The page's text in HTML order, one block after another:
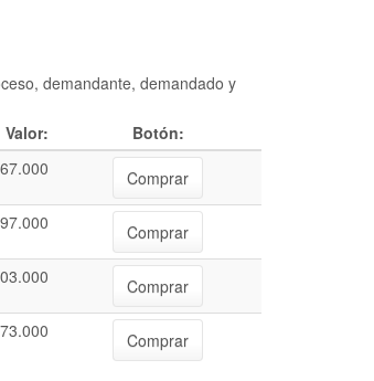
demandante, demandado y
Valor:
Botón:
Comprar
Comprar
Comprar
Comprar